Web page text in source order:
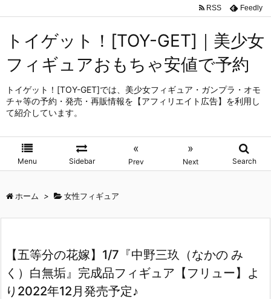
トイゲット！[TOY-GET]｜美少女
フィギュアおもちゃ安値で予約
トイゲット！[TOY-GET]では、美少女フィギュア・ガンプラ・オモ
チャ等の予約・発売・再販情報を【アフィリエイト広告】を利用し
て紹介しています。
Menu Sidebar
«
Prev
»
Next Search
RSS Feedly
ホーム > 女性フィギュア
【五等分の花嫁】1/7『中野三玖（なかの み
く）白無垢』完成品フィギュア【フリュー】よ
り2022年12月発売予定♪